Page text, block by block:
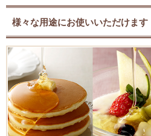
様々な用途にお使いいただけます